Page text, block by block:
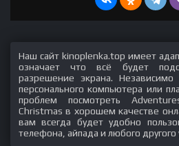
Наш сайт kinoplenka.top имеет
означает что всё будет
разрешение экрана.
персонального компьютера или
проблем посмотреть
Christmas в хорошем качестве
вам всегда будет удобно
телефона, айпада и любого другого